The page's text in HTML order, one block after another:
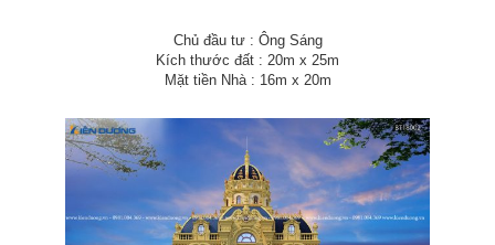
Chủ đầu tư : Ông Sáng
Kích thước đất : 20m x 25m
Mặt tiền Nhà : 16m x 20m